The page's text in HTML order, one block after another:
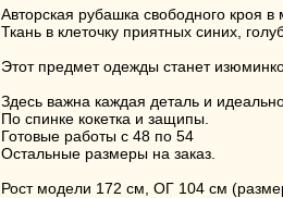
Авторская рубашка свободного кроя в
Ткань в клеточку приятных синих,
Этот предмет одежды станет
Здесь важна каждая деталь и
По спинке кокетка и защипы.
Готовые работы с 48 по 54
Остальные размеры на заказ.
Рост модели 172 см, ОГ 104 см